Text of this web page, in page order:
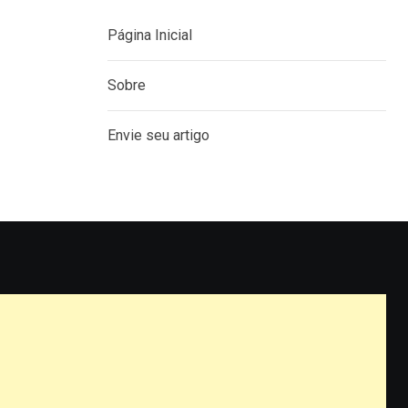
Página Inicial
Sobre
Envie seu artigo